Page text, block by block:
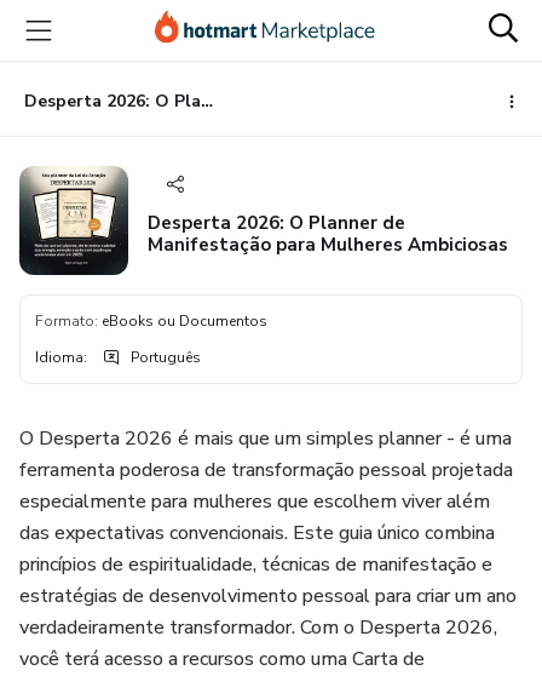
para
conteúdo
principal
para
pagamento
para
rodapé
Desperta 2026: O Planner de Manifestação para Mulheres Ambiciosas
Desperta 2026: O Planner de
Manifestação para Mulheres Ambiciosas
Formato: eBooks ou Documentos
Idioma: Português
O Desperta 2026 é mais que um simples planner - é uma
ferramenta poderosa de transformação pessoal projetada
especialmente para mulheres que escolhem viver além
das expectativas convencionais. Este guia único combina
princípios de espiritualidade, técnicas de manifestação e
estratégias de desenvolvimento pessoal para criar um ano
verdadeiramente transformador. Com o Desperta 2026,
você terá acesso a recursos como uma Carta de